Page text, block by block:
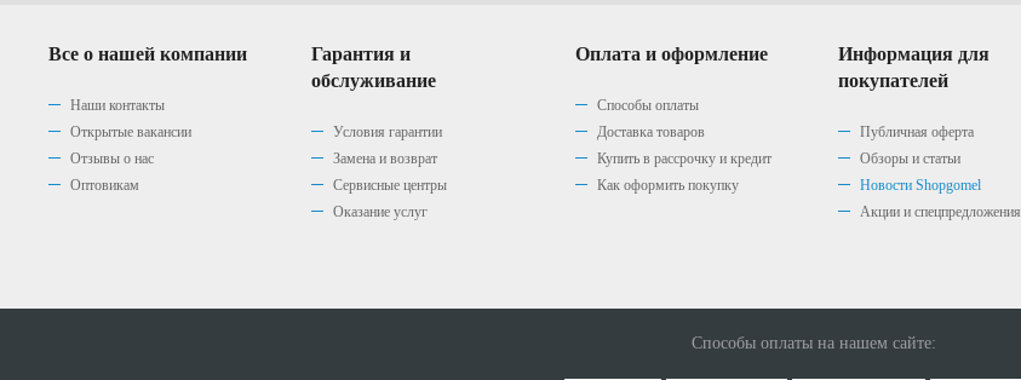
Все о нашей компании
Наши контакты
Открытые вакансии
Отзывы о нас
Оптовикам
Гарантия и
обслуживание
Условия гарантии
Замена и возврат
Сервисные центры
Оказание услуг
Оплата и оформление
Способы оплаты
Доставка товаров
Купить в рассрочку и кредит
Как оформить покупку
Информация для
покупателей
Публичная оферта
Обзоры и статьи
Новости Shopgomel
Акции и спецпредложения
Способы оплаты на нашем сайте: